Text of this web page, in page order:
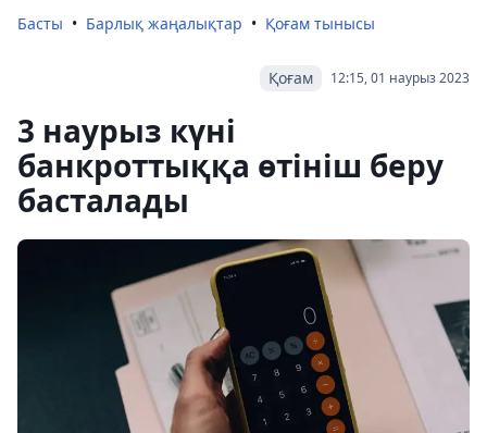
Басты Барлық жаңалықтар Қоғам тынысы
12:15, 01 наурыз 2023
Қоғам
3 наурыз күні
банкроттыққа өтініш беру
басталады